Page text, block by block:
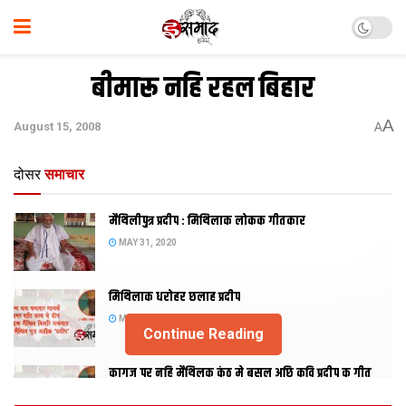
बीमारू नहि रहल बिहार
August 15, 2008 AA
दोसर समाचार
मैथिलीपुत्र प्रदीप : मिथिलाक लोकक गीतकार
MAY 31, 2020
मिथिलाक धरोहर छलाह प्रदीप
MAY 31, 2020
कागज पर नहि मैथिलक कंठ मे बसल अछि कवि प्रदीप क गीत
Continue Reading